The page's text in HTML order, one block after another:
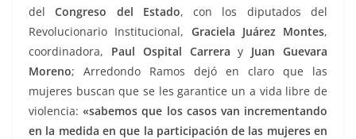
delCongreso del Estado, con los diputados del
Revolucionario Institucional, Graciela Juárez Montes,
coordinadora, Paul Ospital Carrera y Juan Guevara
Moreno; Arredondo Ramos dejó en claro que las
mujeres buscan que se les garantice un a vida libre de
violencia: «sabemos que los casos van incrementando
en la medida en que la participación de las mujeres en